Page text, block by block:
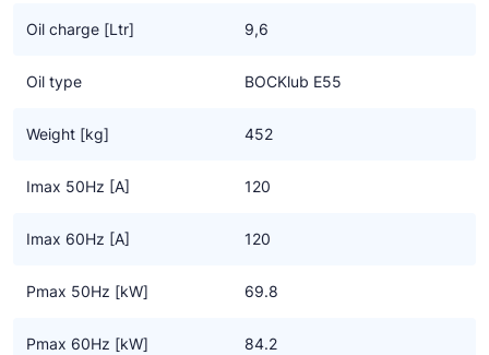
Oil charge [Ltr] 9,6
Oil type BOCKlub E55
Weight [kg] 452
Imax 50Hz [A] 120
Imax 60Hz [A] 120
Pmax 50Hz [kW] 69.8
Pmax 60Hz [kW] 84.2